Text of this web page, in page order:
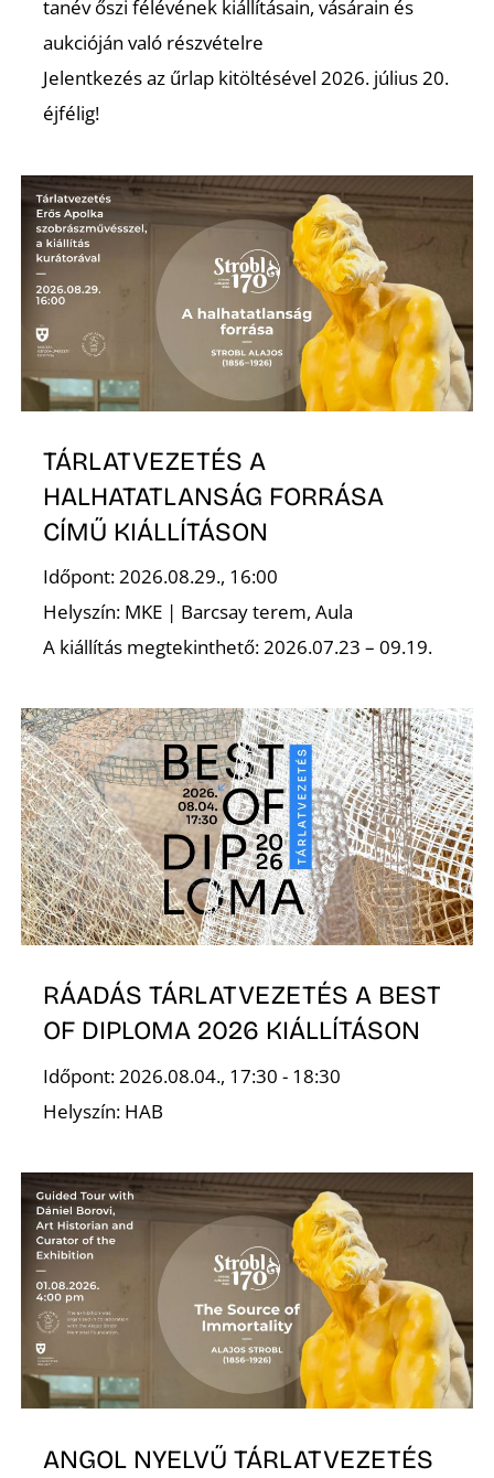
tanév őszi félévének kiállításain, vásárain és
aukcióján való részvételre
Jelentkezés az űrlap kitöltésével 2026. július 20.
éjfélig!
TÁRLATVEZETÉS A
HALHATATLANSÁG FORRÁSA
CÍMŰ KIÁLLÍTÁSON
Időpont: 2026.08.29., 16:00
Helyszín: MKE | Barcsay terem, Aula
A kiállítás megtekinthető: 2026.07.23 – 09.19.
RÁADÁS TÁRLATVEZETÉS A BEST
OF DIPLOMA 2026 KIÁLLÍTÁSON
Időpont: 2026.08.04., 17:30 - 18:30
Helyszín: HAB
ANGOL NYELVŰ TÁRLATVEZETÉS